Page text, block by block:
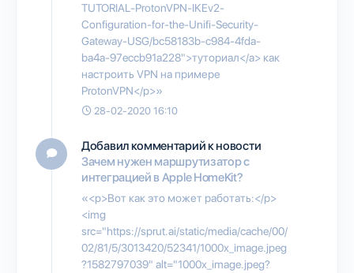
TUTORIAL-ProtonVPN-IKEv2-
Configuration-for-the-Unifi-Security-
Gateway-USG/bc58183b-c984-4fda-
ba4a-97eccb91a228">туториал</a> как
настроить VPN на примере
ProtonVPN</p>»
28-02-2020 16:10
Добавил комментарий к новости
Зачем нужен маршрутизатор с
интеграцией в Apple HomeKit?
«<p>Вот как это может работать:</p>
<img
src="https://sprut.ai/static/media/cache/00/
02/81/5/3013420/52341/1000x_image.jpeg
?1582797039" alt="1000x_image.jpeg?